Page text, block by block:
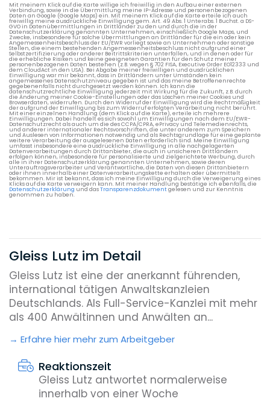
Mit meinem Klick auf die Karte willige ich freiwillig in den Aufbau einer externen
Verbindung, sowie in die Übermittlung meine IP-Adresse und personenbezogenen
Daten an Google (Google Maps) ein. Mit meinem Klick auf die Karte erteile ich auch
freiwillig meine ausdrückliche Einwilligung gem. Art. 49 Abs. 1 Unterabs. 1 Buchst. a DS-
GVO in Datenübermittlungen in Drittländer zu den und durch die in der
Datenschutzerklärung genannten Unternehmen, einschließlich Google Maps, und
Zwecke, insbesondere für solche Übermittlungen an Drittländer für die ein oder kein
Angemessenheitsbeschluss der EU/EWR vorliegt sowie an Unternehmen oder sonstige
Stellen, die einem bestehenden Angemessenheitsbeschluss nicht aufgrund einer
Selbstzertifizierung oder anderer Beitrittskriterien unterfallen, und in denen oder für
die erhebliche Risiken und keine geeigneten Garantien für den Schutz meiner
personenbezogenen Daten bestehen (z.B. wegen § 702 FISA, Executive Order EO12333 und
dem CloudAct in den USA). Bei Abgabe meiner freiwilligen und ausdrücklichen
Einwilligung war mir bekannt, dass in Drittländern unter Umständen kein
angemessenes Datenschutzniveau gegeben ist und das meine Betroffenenrechte
gegebenenfalls nicht durchgesetzt werden können. Ich kann die
datenschutzrechtliche Einwilligung jederzeit mit Wirkung für die Zukunft, z.B. durch
die Änderung meiner Cookie-Einstellungen oder das Löschen meiner Cookies und
Browserdaten, widerrufen. Durch den Widerruf der Einwilligung wird die Rechtmäßigkeit
der aufgrund der Einwilligung bis zum Widerruf erfolgten Verarbeitung nicht berührt.
Mit einer einzelnen Handlung (dem Klick auf die Karte), erteile ich mehrere
Einwilligungen. Dabei handelt es sich sowohl um Einwilligungen nach dem EU/EWR-
Datenschutzrecht als auch um die des CCPA/CPRA, ePrivacy und Telemedienrechts,
und anderer internationaler Rechtsvorschriften, die unter anderem zum Speichern
und Auslesen von Informationen notwendig und als Rechtsgrundlage für eine geplante
weitere Verarbeitung der ausgelesenen Daten erforderlich sind. Meine Einwilligung
umfasst insbesondere eine ausdrückliche Einwilligung in alle nachgelagerten
Datenverarbeitungen durch Drittanbieter, die auch in unsicheren Drittländern
erfolgen können, insbesondere für personalisierte und zielgerichtete Werbung, durch
alle in ihrer Datenschutzerklärung genannten Unternehmen, sowie deren
Unterauftragsverarbeiter und Verantwortliche, die Daten von diesen Drittanbietern
oder ihnen innerhalb einer Datenverarbeitungskette erhalten oder übermittelt
bekommen. Mir ist bekannt, dass ich meine Einwilligung durch die Verweigerung eines
Klicks auf die Karte verweigern kann. Mit meiner Handlung bestätige ich ebenfalls, die
Datenschutzerklärung und dasTransparenzdokumentgelesen und zur Kenntnis
genommen zu haben.
Gleiss Lutz im Detail
Gleiss Lutz ist eine der anerkannt führenden,
international tätigen Anwaltskanzleien
Deutschlands. Als Full-Service-Kanzlei mit mehr
als 400 Anwältinnen und Anwälten an...
Erfahre hier mehr zum Arbeitgeber
Reaktionszeit
Gleiss Lutz antwortet normalerweise
innerhalb von einer Woche